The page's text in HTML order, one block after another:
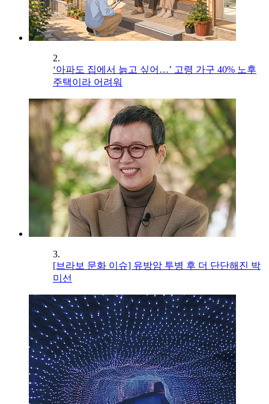
2.
‘아파도 집에서 늙고 싶어…’ 고령 가구 40% 노후
주택이라 어려워
3.
[브라보 문화 이슈] 유방암 투병 후 더 단단해진 박
미선